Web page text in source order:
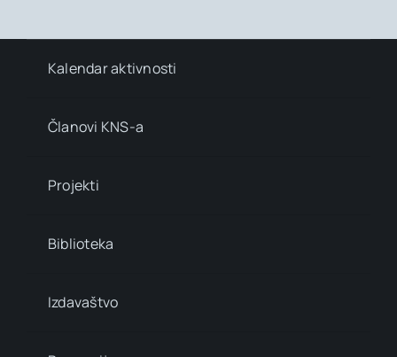
Kalendar aktivnosti
Članovi KNS-a
Projekti
Biblioteka
Izdavaštvo